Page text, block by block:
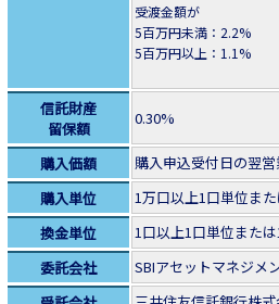
受渡金額が
5百万円未満：2.2%
5百万円以上：1.1%
信託財産
留保額
0.30%
購入価額
購入申込受付日の翌
購入単位
1万口以上1口単位ま
換金単位
1口以上1口単位また
委託会社
SBIアセットマネジメ